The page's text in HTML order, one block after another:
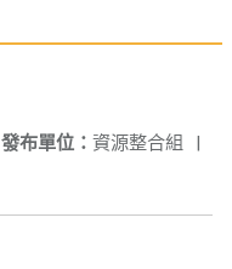
發布單位： 資源整合組 |